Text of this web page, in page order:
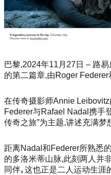
巴黎,2024年11月27日 – 路
的第二篇章,由Roger
在传奇摄影师Annie
Federer与Rafael Nadal携手
传奇之旅”为主题,讲述充满梦
距离Nadal和Federer所熟悉
的多洛米蒂山脉,此刻两人并
同伴｡这也正是二人运动生涯